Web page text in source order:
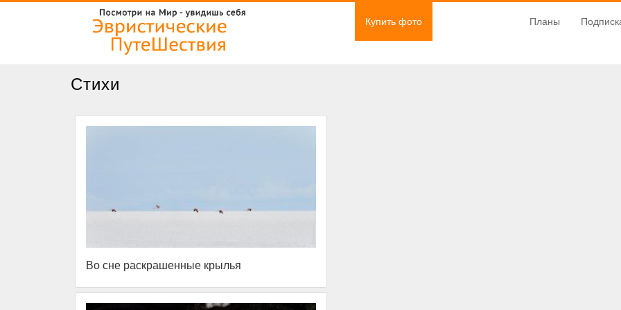
Купить фото Планы
Стихи
Во сне раскрашенные крылья